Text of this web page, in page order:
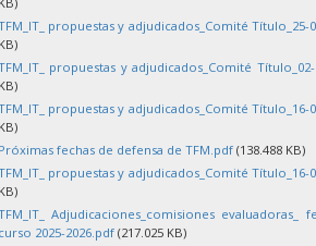
propuestas y adjudicados_Comité Título_25-
KB)
propuestas y adjudicados_Comité Título_02-
KB)
propuestas y adjudicados_Comité Título_16-
KB)
Próximas fechas de defensa de TFM.pdf (138.488 KB)
propuestas y adjudicados_Comité Título_16-
KB)
Adjudicaciones_comisiones evaluadoras_
curso 2025-2026.pdf (217.025 KB)